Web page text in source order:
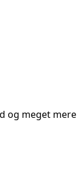
og meget mere